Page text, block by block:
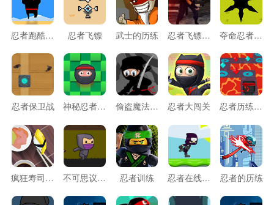
忍者跑酷试炼 忍者飞镖 武士的历练 忍者飞镖大突袭 夺命忍者飞镖
忍者保卫战 神秘忍者的逃跑 偷盗魔法城堡 忍者大闯关 忍者历练之路
疯狂寿司忍者 不可思议忍者 忍者训练 忍者在线酷跑 忍者的历练